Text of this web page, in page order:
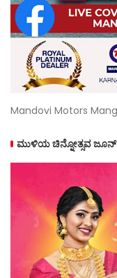
Mandovi Motors
ಮುಳಿಯ ಚಿನ್ನೋತ್ಸವ ಜೂನ್